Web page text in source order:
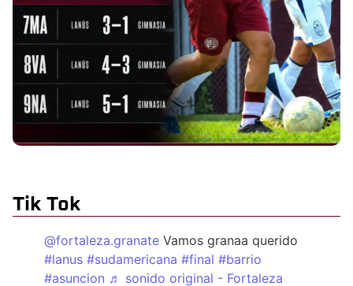
Tik Tok
@fortaleza.granate Vamos granaa querido
#lanus #sudamericana #final #barrio
#asuncion ♬ sonido original - Fortaleza